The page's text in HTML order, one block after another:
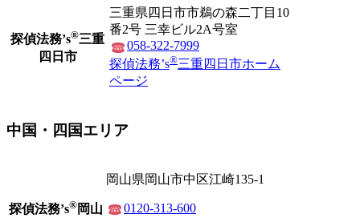
探偵法務’s®三重
四日市
三重県四日市市鵜の森二丁目10
番2号 三幸ビル2A号室
058-322-7999
探偵法務’s®三重四日市ホーム
ページ
中国・四国エリア
探偵法務’s® 岡山
岡山県岡山市中区江崎135-1
0120-313-600